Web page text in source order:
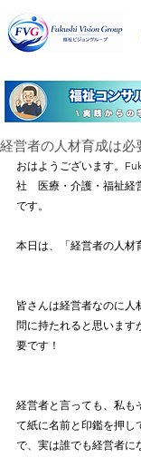
経営者の人材育成は必
おはようございます。
社　医療・介護・福祉経
です。
本日は、「経営者の人材
皆さんは経営者なのに人
問に持たれると思います
要です！
経営者と言っても、私も
て紙に名前と印鑑を押し
で、実は誰でも経営者に